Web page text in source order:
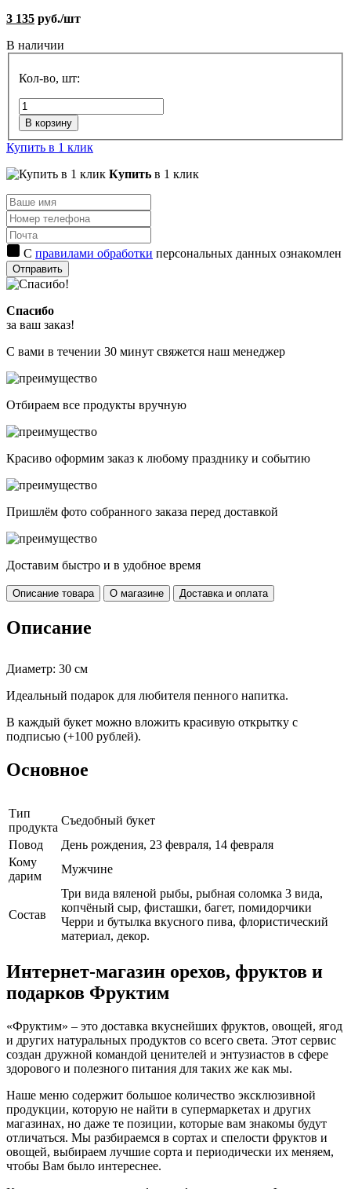
3 135 руб./шт
В наличии
Кол-во, шт:
В корзину
Купить в 1 клик
Купить в 1 клик
С правилами обработки персональных данных ознакомлен
Отправить
Спасибо
за ваш заказ!
С вами в течении 30 минут свяжется наш менеджер
Отбираем все продукты вручную
Красиво оформим заказ к любому празднику и событию
Пришлём фото собранного заказа перед доставкой
Доставим быстро и в удобное время
Описание товара О магазине Доставка и оплата
Описание
Диаметр: 30 см
Идеальный подарок для любителя пенного напитка.
В каждый букет можно вложить красивую открытку с
подписью (+100 рублей).
Основное
Тип
продукта
Съедобный букет
Повод
День рождения, 23 февраля, 14 февраля
Кому
дарим
Мужчине
Cостав
Три вида вяленой рыбы, рыбная соломка 3 вида,
копчёный сыр, фисташки, багет, помидорчики
Черри и бутылка вкусного пива, флористический
материал, декор.
Интернет-магазин орехов, фруктов и
подарков Фруктим
«Фруктим» – это доставка вкуснейших фруктов, овощей, ягод
и других натуральных продуктов со всего света. Этот сервис
создан дружной командой ценителей и энтузиастов в сфере
здорового и полезного питания для таких же как мы.
Наше меню содержит большое количество эксклюзивной
продукции, которую не найти в супермаркетах и других
магазинах, но даже те позиции, которые вам знакомы будут
отличаться. Мы разбираемся в сортах и спелости фруктов и
овощей, выбираем лучшие сорта и периодически их меняем,
чтобы Вам было интереснее.